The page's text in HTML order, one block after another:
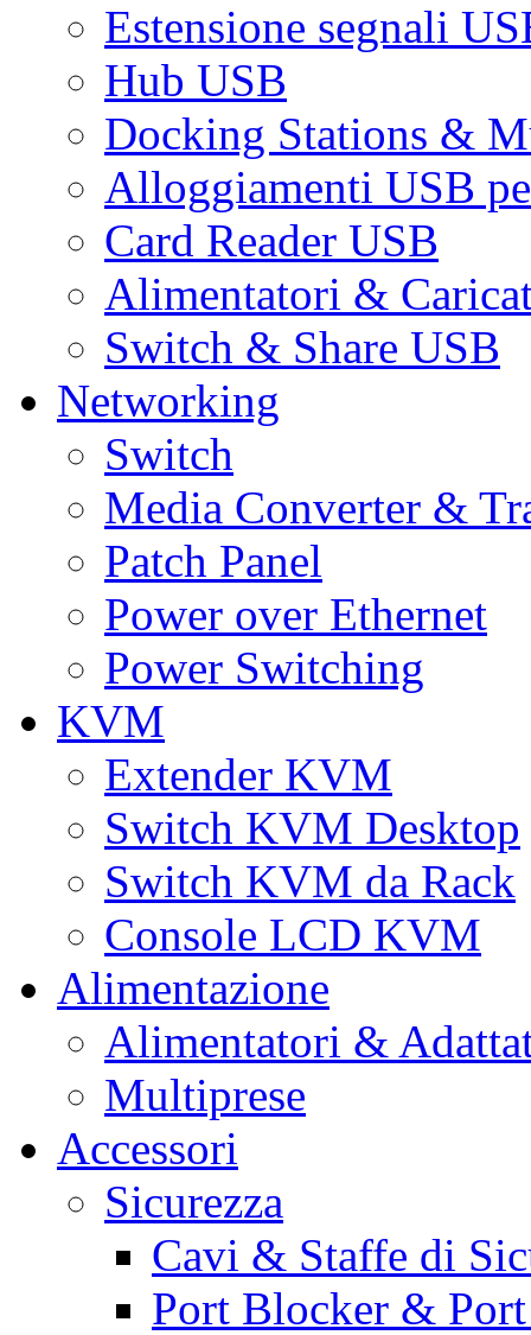
Estensione segnali
Hub USB
Docking Stations &
Alloggiamenti USB
Card Reader USB
Alimentatori &
Switch & Share USB
Networking
Switch
Media Converter &
Patch Panel
Power over Ethernet
Power Switching
KVM
Extender KVM
Switch KVM Desktop
Switch KVM da Rack
Console LCD KVM
Alimentazione
Alimentatori &
Multiprese
Accessori
Sicurezza
Cavi & Staffe di
Port Blocker &